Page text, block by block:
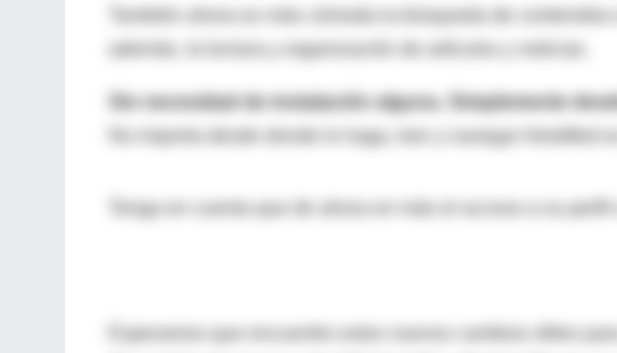
También ahora es más cómoda la búsqueda de
además, la lectura y organización de artículos y noticias.
Sin necesidad de instalación alguna. Simplemente
No importa desde donde lo haga, leer y navegar IntraMed
Tenga en cuenta que de ahora en más el acceso a su